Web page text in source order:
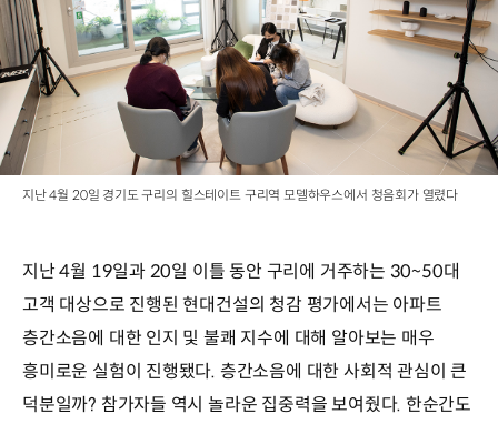
지난 4월 20일 경기도 구리의 힐스테이트 구리역 모델하우스에서 청음회가 열렸다
지난 4월 19일과 20일 이틀 동안 구리에 거주하는 30~50대
고객 대상으로 진행된 현대건설의 청감 평가에서는 아파트
층간소음에 대한 인지 및 불쾌 지수에 대해 알아보는 매우
흥미로운 실험이 진행됐다. 층간소음에 대한 사회적 관심이 큰
덕분일까? 참가자들 역시 놀라운 집중력을 보여줬다. 한순간도